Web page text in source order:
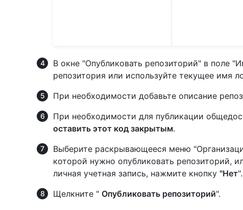
В окне "Опубликовать репозиторий" в поле
репозитория или используйте текущее имя
При необходимости добавьте описание
При необходимости для публикации
оставить этот код закрытым.
Выберите раскрывающееся меню
которой нужно опубликовать репозиторий,
личная учетная запись, нажмите кнопку "Нет".
Щелкните " Опубликовать репозиторий".